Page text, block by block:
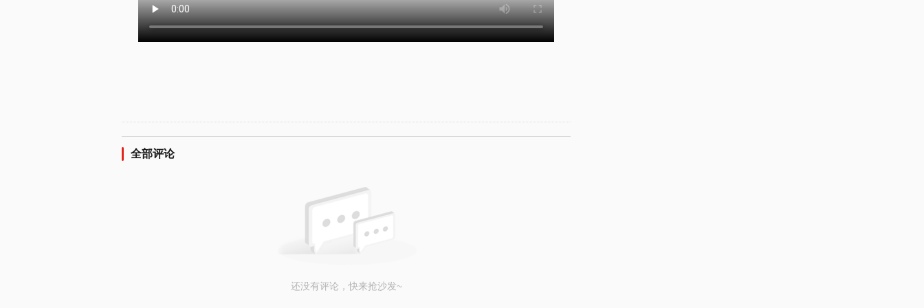
全部评论
还没有评论，快来抢沙发~